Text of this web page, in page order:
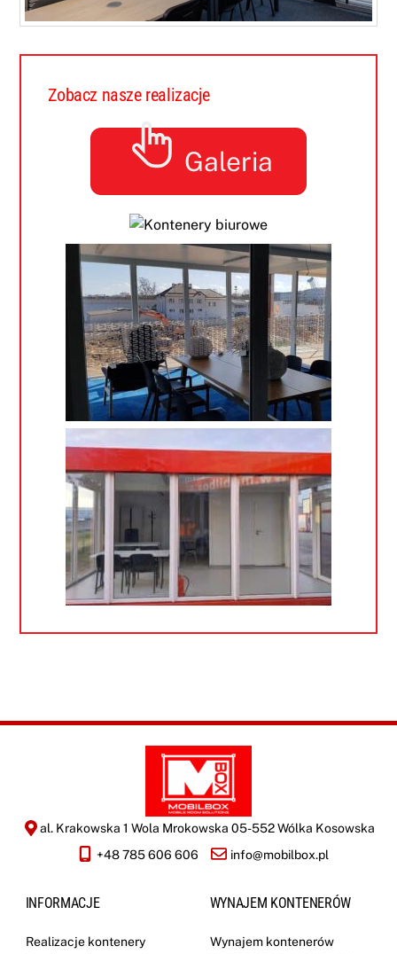
Zobacz nasze realizacje
Galeria
al. Krakowska 1 Wola Mrokowska 05-552 Wólka Kosowska
+48 785 606 606
info@mobilbox.pl
INFORMACJE
Realizacje kontenery
WYNAJEM KONTENERÓW
Wynajem kontenerów